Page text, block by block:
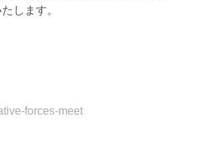
します。
forces-meet